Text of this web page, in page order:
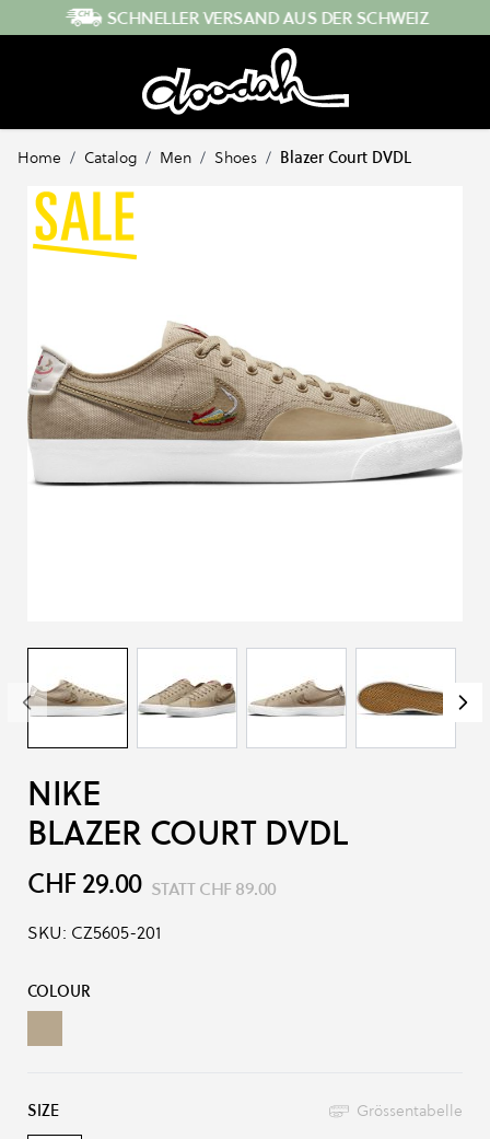
Direkt zum InhaltSCHNELLER VERSAND AUS DER SCHWEIZ
Home / Catalog / Men / Shoes / Blazer Court DVDL
NIKE
BLAZER COURT DVDL
CHF 29.00 STATT CHF 89.00
SKU: CZ5605-201
Produkt-Optionen:
COLOUR
Beige
SIZE
Grössentabelle